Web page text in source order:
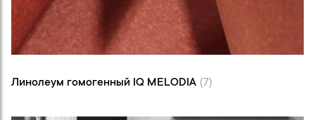
Линолеум гомогенный IQ MELODIA (7)